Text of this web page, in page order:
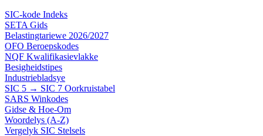
SIC-kode Indeks
SETA Gids
Belastingtariewe 2026/2027
OFO Beroepskodes
NQF Kwalifikasievlakke
Besigheidstipes
Industriebladsye
SIC 5 → SIC 7 Oorkruistabel
SARS Winkodes
Gidse & Hoe-Om
Woordelys (A-Z)
Vergelyk SIC Stelsels